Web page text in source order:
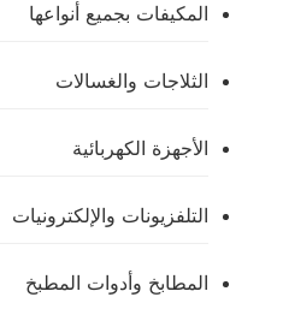
المكيفات بجميع أنواعها
الثلاجات والغسالات
الأجهزة الكهربائية
التلفزيونات والإلكترونيات
المطابخ وأدوات المطبخ